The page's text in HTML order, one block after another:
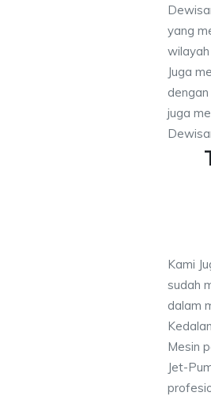
yang
Juga
juga
Kami
sudah
dalam
Mesin
Jet-